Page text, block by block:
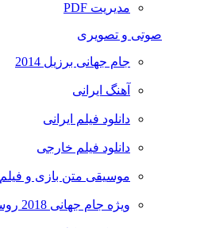
مدیریت PDF
صوتی و تصویری
جام جهانی برزیل 2014
آهنگ ایرانی
دانلود فیلم ایرانی
دانلود فیلم خارجی
موسیقی متن بازی و فیلم
ویژه جام جهانی 2018 روسیه